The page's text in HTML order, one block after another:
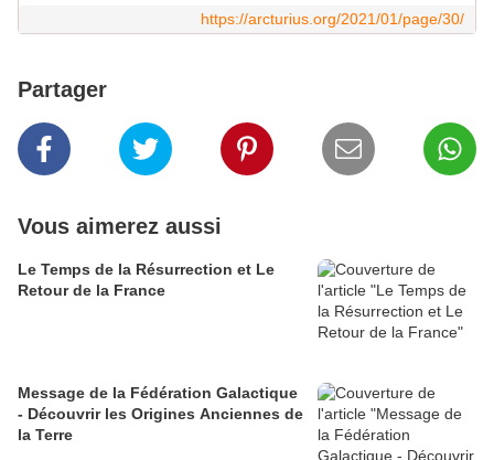
https://arcturius.org/2021/01/page/30/
Partager
Vous aimerez aussi
Le Temps de la Résurrection et Le
Retour de la France
Message de la Fédération Galactique
- Découvrir les Origines Anciennes de
la Terre